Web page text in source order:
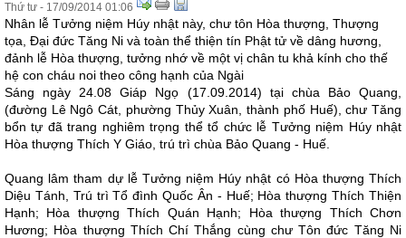
Thứ tư - 17/09/2014 01:06
Nhân lễ Tưởng niệm Húy nhật này, chư tôn Hòa thượng, Thượng
tọa, Đại đức Tăng Ni và toàn thể thiện tín Phật tử về dâng hương,
đảnh lễ Hòa thượng, tưởng nhớ về một vị chân tu khả kính cho thế
hệ con cháu noi theo công hạnh của Ngài
Sáng ngày 24.08 Giáp Ngọ (17.09.2014) tại chùa Bảo Quang,
(đường Lê Ngô Cát, phường Thủy Xuân, thành phố Huế), chư Tăng
bổn tự đã trang nghiêm trọng thể tổ chức lễ Tưởng niệm Húy nhật
Hòa thượng Thích Y Giáo, trú trì chùa Bảo Quang - Huế.
Quang lâm tham dự lễ Tưởng niệm Húy nhật có Hòa thượng Thích
Diệu Tánh, Trú trì Tổ đình Quốc Ân - Huế; Hòa thượng Thích Thiện
Hạnh; Hòa thượng Thích Quán Hạnh; Hòa thượng Thích Chơn
Hương; Hòa thượng Thích Chí Thắng cùng chư Tôn đức Tăng Ni